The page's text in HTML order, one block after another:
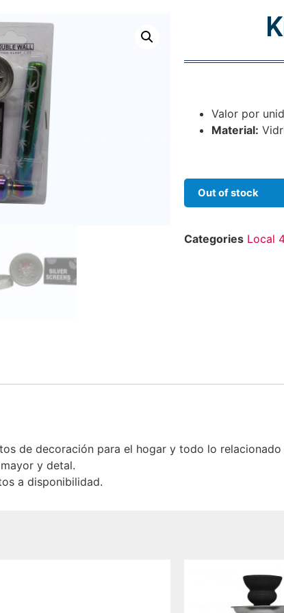
Valor por
Material:
Out of stock
Categories Local
de decoración para el hogar y todo lo
y detal.
a disponibilidad.